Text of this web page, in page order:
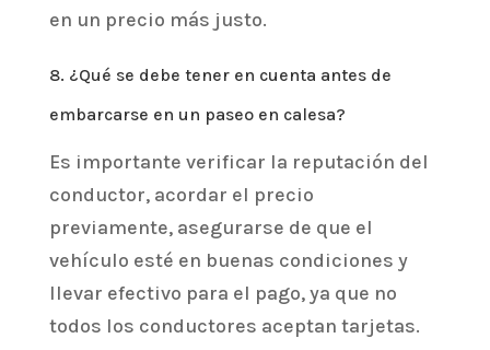
en un precio más justo.
8. ¿Qué se debe tener en cuenta antes de
embarcarse en un paseo en calesa?
Es importante verificar la reputación del
conductor, acordar el precio
previamente, asegurarse de que el
vehículo esté en buenas condiciones y
llevar efectivo para el pago, ya que no
todos los conductores aceptan tarjetas.